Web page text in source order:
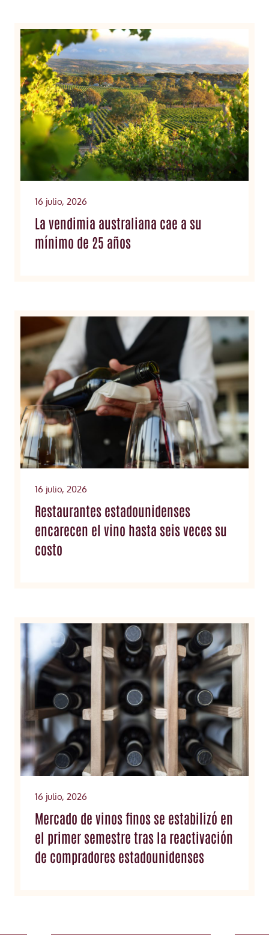
16 julio, 2026
La vendimia australiana cae a su
mínimo de 25 años
16 julio, 2026
Restaurantes estadounidenses
encarecen el vino hasta seis veces su
costo
16 julio, 2026
Mercado de vinos finos se estabilizó en
el primer semestre tras la reactivación
de compradores estadounidenses